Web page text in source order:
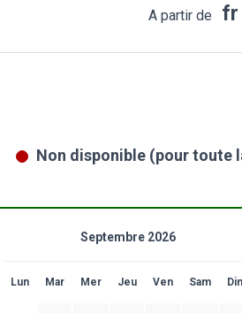
A partir de fr
Non disponible (pour toute
Septembre 2026
Lun Mar Mer Jeu Ven Sam